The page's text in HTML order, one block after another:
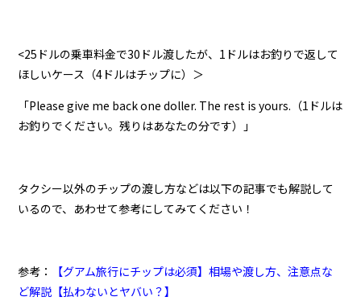
<25ドルの乗車料金で30ドル渡したが、1ドルはお釣りで返して
ほしいケース（4ドルはチップに）＞
「Please give me back one doller. The rest is yours.（1ドルは
お釣りでください。残りはあなたの分です）」
タクシー以外のチップの渡し方などは以下の記事でも解説して
いるので、あわせて参考にしてみてください！
参考：
【グアム旅行にチップは必須】相場や渡し方、注意点な
ど解説【払わないとヤバい？】